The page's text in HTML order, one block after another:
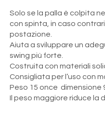
Solo se la palla è colpita
con spinta, in caso
postazione.
Aiuta a sviluppare un
swing più forte.
Costruita con materiali
Consigliata per l’uso con
Peso 15 once dimensione
Il peso maggiore riduce la